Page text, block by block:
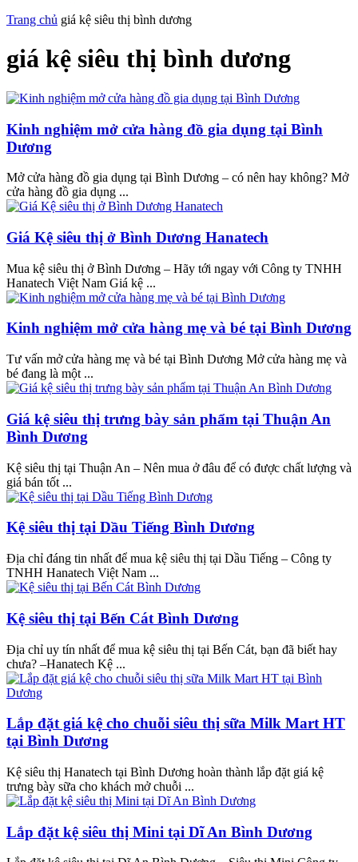
Trang chủ giá kệ siêu thị bình dương
giá kệ siêu thị bình dương
Kinh nghiệm mở cửa hàng đồ gia dụng tại Bình
Dương
Mở cửa hàng đồ gia dụng tại Bình Dương – có nên hay không? Mở
cửa hàng đồ gia dụng ...
Giá Kệ siêu thị ở Bình Dương Hanatech
Mua kệ siêu thị ở Bình Dương – Hãy tới ngay với Công ty TNHH
Hanatech Việt Nam Giá kệ ...
Kinh nghiệm mở cửa hàng mẹ và bé tại Bình Dương
Tư vấn mở cửa hàng mẹ và bé tại Bình Dương Mở cửa hàng mẹ và
bé đang là một ...
Giá kệ siêu thị trưng bày sản phẩm tại Thuận An
Bình Dương
Kệ siêu thị tại Thuận An – Nên mua ở đâu để có được chất lượng và
giá bán tốt ...
Kệ siêu thị tại Dầu Tiếng Bình Dương
Địa chỉ đáng tin nhất để mua kệ siêu thị tại Dầu Tiếng – Công ty
TNHH Hanatech Việt Nam ...
Kệ siêu thị tại Bến Cát Bình Dương
Địa chỉ uy tín nhất để mua kệ siêu thị tại Bến Cát, bạn đã biết hay
chưa? –Hanatech Kệ ...
Lắp đặt giá kệ cho chuỗi siêu thị sữa Milk Mart HT
tại Bình Dương
Kệ siêu thị Hanatech tại Bình Dương hoàn thành lắp đặt giá kệ
trưng bày sữa cho khách mở chuỗi ...
Lắp đặt kệ siêu thị Mini tại Dĩ An Bình Dương